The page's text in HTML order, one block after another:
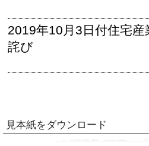
2019年10月3日付住宅
詫び
見本紙をダウンロード